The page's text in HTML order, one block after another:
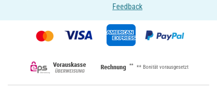
Feedback
** ** Bonität vorausgesetzt